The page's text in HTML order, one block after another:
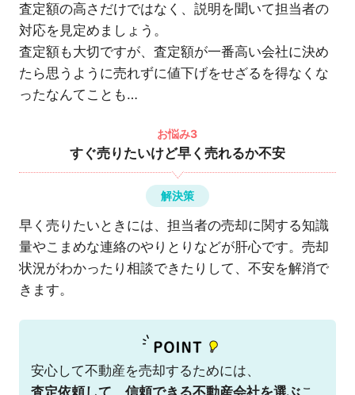
査定額の高さだけではなく、説明を聞いて担当者の
対応を見定めましょう。
査定額も大切ですが、査定額が一番高い会社に決め
たら思うように売れずに値下げをせざるを得なくな
ったなんてことも…
お悩み3
すぐ売りたいけど早く売れるか不安
解決策
早く売りたいときには、担当者の売却に関する知識
量やこまめな連絡のやりとりなどが肝心です。売却
状況がわかったり相談できたりして、不安を解消で
きます。
安心して不動産を売却するためには、